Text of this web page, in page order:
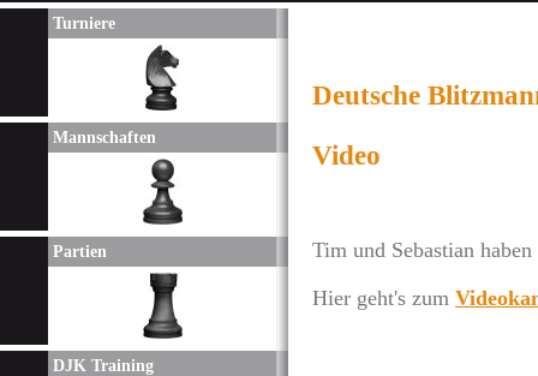
Turniere
Mannschaften
Partien
DJK Training
Deutsche
Video
Tim und Sebastian haben
Hier geht's zum